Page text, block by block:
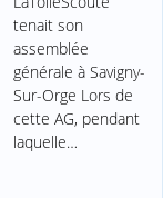
tenait son
assemblée
générale à Savigny-
Sur-Orge Lors de
cette AG, pendant
laquelle…